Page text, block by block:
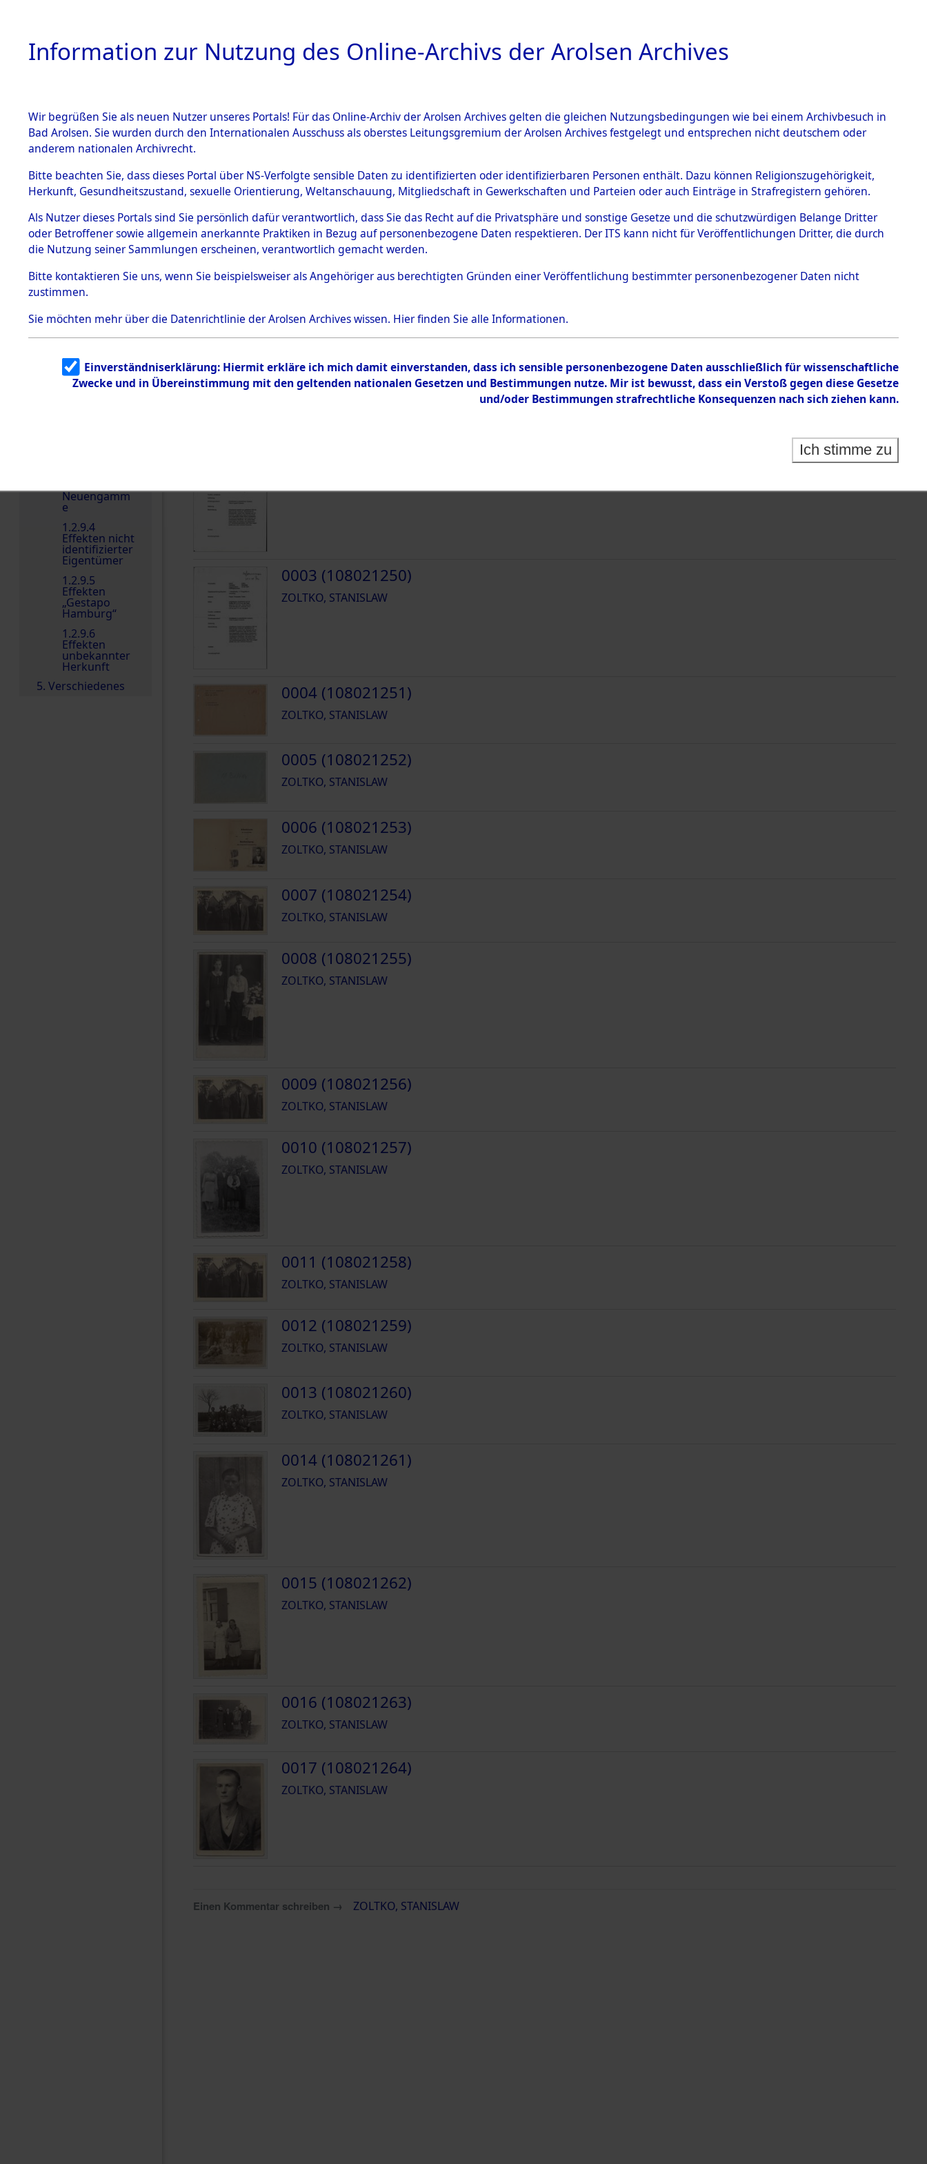
HOME BESTANDSBESCHREIBUNG PERSONENINDEX PERSON
BESTÄNDE
Inhaftierungsdoku
mente
1.2.9 Beim ITS
verwahrte
1.2.9.1
Effekten aus
Dachau
e
1.2.9.2
Effekten aus
Neuengamm
e
1.2.9.4
Effekten nicht
identifizierter
Eigentümer
1.2.9.5
Effekten
„Gestapo
Hamburg“
1.2.9.6
Effekten
unbekannter
Herkunft
5. Verschiedenes
17AktenfürZOLTKO, STANISLAW
ZOLTKO, STANISLAW
geb. 3. Juni 1923
Land
Polen
0001 (108021248)
0003 (108021250)
ZOLTKO, STANISLAW
0004 (108021251)
ZOLTKO, STANISLAW
0005 (108021252)
ZOLTKO, STANISLAW
0006 (108021253)
ZOLTKO, STANISLAW
0007 (108021254)
ZOLTKO, STANISLAW
0008 (108021255)
ZOLTKO, STANISLAW
0009 (108021256)
ZOLTKO, STANISLAW
0010 (108021257)
ZOLTKO, STANISLAW
0011 (108021258)
ZOLTKO, STANISLAW
0012 (108021259)
ZOLTKO, STANISLAW
0013 (108021260)
ZOLTKO, STANISLAW
0014 (108021261)
ZOLTKO, STANISLAW
0015 (108021262)
ZOLTKO, STANISLAW
0016 (108021263)
ZOLTKO, STANISLAW
0017 (108021264)
ZOLTKO, STANISLAW
Einen Kommentar schreiben → ZOLTKO, STANISLAW
Information zur Nutzung des Online-Archivs der Arolsen Archives
Wir begrüßen Sie als neuen Nutzer unseres Portals! Für das Online-Archiv der Arolsen Archives gelten die gleichen Nutzungsbedingungen wie bei einem Archivbesuch in
Bad Arolsen. Sie wurden durch den Internationalen Ausschuss als oberstes Leitungsgremium der Arolsen Archives festgelegt und entsprechen nicht deutschem oder
anderem nationalen Archivrecht.
Bitte beachten Sie, dass dieses Portal über NS-Verfolgte sensible Daten zu identifizierten oder identifizierbaren Personen enthält. Dazu können Religionszugehörigkeit,
Herkunft, Gesundheitszustand, sexuelle Orientierung, Weltanschauung, Mitgliedschaft in Gewerkschaften und Parteien oder auch Einträge in Strafregistern gehören.
Als Nutzer dieses Portals sind Sie persönlich dafür verantwortlich, dass Sie das Recht auf die Privatsphäre und sonstige Gesetze und die schutzwürdigen Belange Dritter
oder Betroffener sowie allgemein anerkannte Praktiken in Bezug auf personenbezogene Daten respektieren. Der ITS kann nicht für Veröffentlichungen Dritter, die durch
die Nutzung seiner Sammlungen erscheinen, verantwortlich gemacht werden.
Bitte kontaktieren Sie uns, wenn Sie beispielsweiser als Angehöriger aus berechtigten Gründen einer Veröffentlichung bestimmter personenbezogener Daten nicht
zustimmen.
Sie möchten mehr über die Datenrichtlinie der Arolsen Archives wissen. Hierfinden Sie alle Informationen.
Einverständniserklärung: Hiermit erkläre ich mich damit einverstanden, dass ich sensible personenbezogene Daten ausschließlich für wissenschaftliche
Zwecke und in Übereinstimmung mit den geltenden nationalen Gesetzen und Bestimmungen nutze. Mir ist bewusst, dass ein Verstoß gegen diese Gesetze
und/oder Bestimmungen strafrechtliche Konsequenzen nach sich ziehen kann.
Ich stimme zu